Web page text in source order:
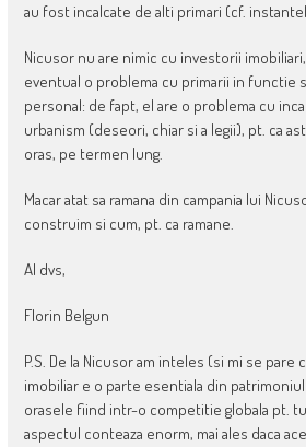
au fost incalcate de alti primari (cf.
Nicusor nu are nimic cu investorii
eventual o problema cu primarii in functie
personal: de fapt, el are o problema cu
urbanism (deseori, chiar si a legii), pt. ca
oras, pe termen lung.
Macar atat sa ramana din campania lui
construim si cum, pt. ca ramane.
Al dvs,
Florin Belgun
P.S. De la Nicusor am inteles (si mi se
imobiliar e o parte esentiala din
orasele fiind intr-o competitie globala pt.
aspectul conteaza enorm, mai ales daca